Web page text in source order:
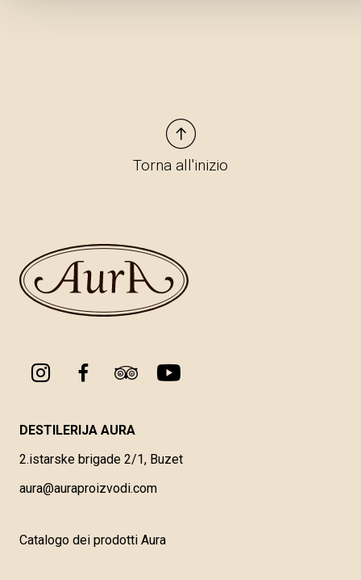
Torna all'inizio
DESTILERIJA AURA
2.istarske brigade 2/1, Buzet
aura@auraproizvodi.com
Catalogo dei prodotti Aura